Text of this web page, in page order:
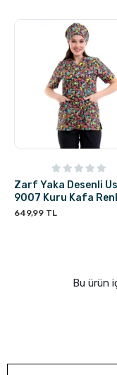
Zarf Yaka Desenli
9007 Kuru Kafa
649,99 TL
Bu ürün